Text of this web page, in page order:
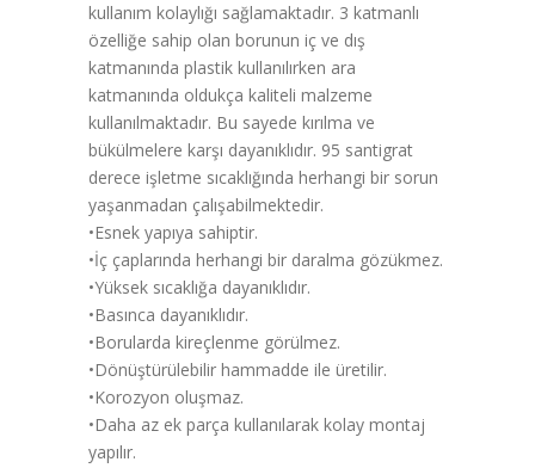
kullanım kolaylığı sağlamaktadır. 3 katmanlı
özelliğe sahip olan borunun iç ve dış
katmanında plastik kullanılırken ara
katmanında oldukça kaliteli malzeme
kullanılmaktadır. Bu sayede kırılma ve
bükülmelere karşı dayanıklıdır. 95 santigrat
derece işletme sıcaklığında herhangi bir sorun
yaşanmadan çalışabilmektedir.
•Esnek yapıya sahiptir.
•İç çaplarında herhangi bir daralma gözükmez.
•Yüksek sıcaklığa dayanıklıdır.
•Basınca dayanıklıdır.
•Borularda kireçlenme görülmez.
•Dönüştürülebilir hammadde ile üretilir.
•Korozyon oluşmaz.
•Daha az ek parça kullanılarak kolay montaj
yapılır.